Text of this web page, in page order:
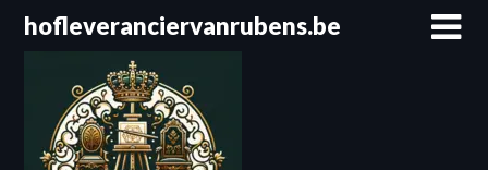
Spring
naar
hofleveranciervanrubens.be